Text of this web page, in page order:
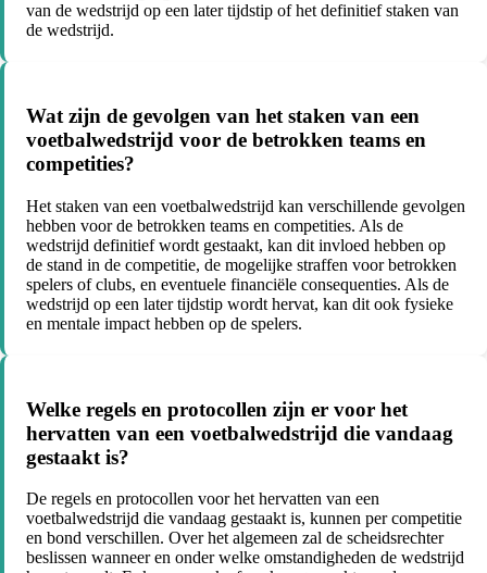
van de wedstrijd op een later tijdstip of het definitief staken van
de wedstrijd.
Wat zijn de gevolgen van het staken van een
voetbalwedstrijd voor de betrokken teams en
competities?
Het staken van een voetbalwedstrijd kan verschillende gevolgen
hebben voor de betrokken teams en competities. Als de
wedstrijd definitief wordt gestaakt, kan dit invloed hebben op
de stand in de competitie, de mogelijke straffen voor betrokken
spelers of clubs, en eventuele financiële consequenties. Als de
wedstrijd op een later tijdstip wordt hervat, kan dit ook fysieke
en mentale impact hebben op de spelers.
Welke regels en protocollen zijn er voor het
hervatten van een voetbalwedstrijd die vandaag
gestaakt is?
De regels en protocollen voor het hervatten van een
voetbalwedstrijd die vandaag gestaakt is, kunnen per competitie
en bond verschillen. Over het algemeen zal de scheidsrechter
beslissen wanneer en onder welke omstandigheden de wedstrijd